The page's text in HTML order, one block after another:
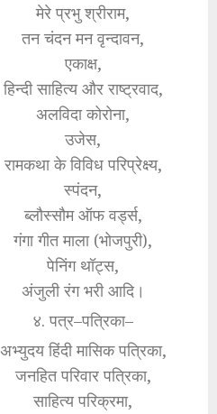
मेरे प्रभु श्रीराम,
तन चंदन मन वृन्दावन,
एकाक्ष,
हिन्दी साहित्य और राष्ट्रवाद,
अलविदा कोरोना,
उजेस,
रामकथा के विविध परिप्रेक्ष्य,
स्पंदन,
ब्लौस्सौम ऑफ वर्ड्स,
गंगा गीत माला (भोजपुरी),
पेनिंग थॉट्स,
अंजुली रंग भरी आदि।
४. पत्र–पत्रिका–
अभ्युदय हिंदी मासिक पत्रिका,
जनहित परिवार पत्रिका,
साहित्य परिक्रमा,